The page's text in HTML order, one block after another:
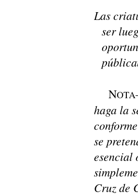
Las
ser
NOTA
haga la
se
esencial
Cruz de